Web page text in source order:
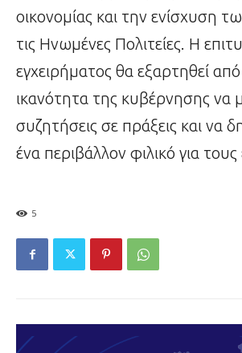
οικονομίας και την ενίσχυση
τις Ηνωμένες Πολιτείες. Η
εγχειρήματος θα εξαρτηθεί
ικανότητα της κυβέρνησης να
συζητήσεις σε πράξεις και να
ένα περιβάλλον φιλικό για
5